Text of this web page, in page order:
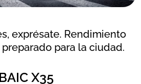
exprésate. Rendimiento
para la ciudad.
BAIC X35